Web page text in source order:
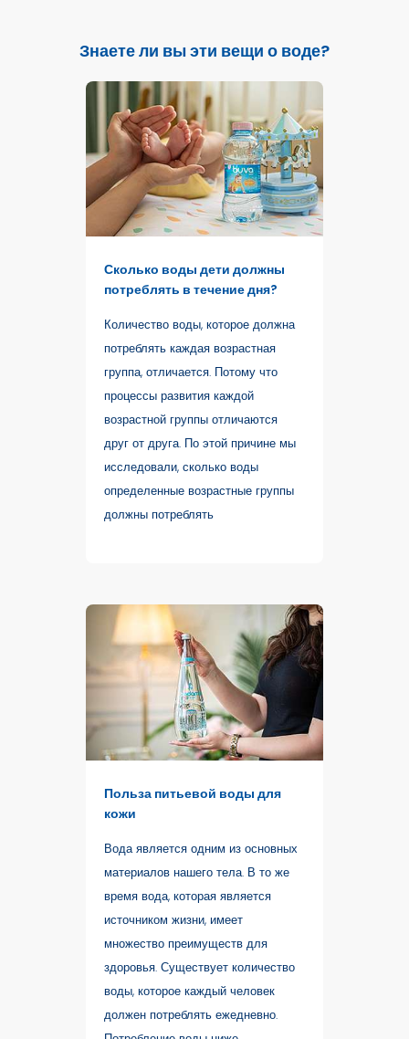
Знаете ли вы эти вещи о воде?
Сколько воды дети должны
потреблять в течение дня?
Количество воды, которое должна
потреблять каждая возрастная
группа, отличается. Потому что
процессы развития каждой
возрастной группы отличаются
друг от друга. По этой причине мы
исследовали, сколько воды
определенные возрастные группы
должны потреблять
Польза питьевой воды для
кожи
Вода является одним из основных
материалов нашего тела. В то же
время вода, которая является
источником жизни, имеет
множество преимуществ для
здоровья. Существует количество
воды, которое каждый человек
должен потреблять ежедневно.